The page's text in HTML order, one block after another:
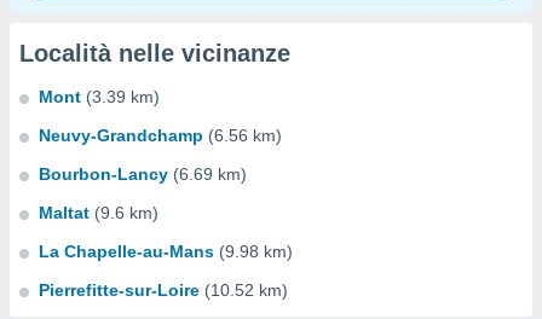
Località nelle vicinanze
Mont (3.39 km)
Neuvy-Grandchamp (6.56 km)
Bourbon-Lancy (6.69 km)
Maltat (9.6 km)
La Chapelle-au-Mans (9.98 km)
Pierrefitte-sur-Loire (10.52 km)